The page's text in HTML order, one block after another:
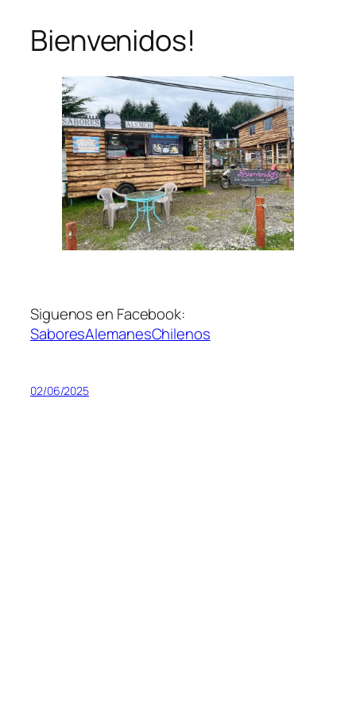
Saltar
contenido
Bienvenidos!
Siguenos en Facebook:
SaboresAlemanesChilenos
02/06/2025